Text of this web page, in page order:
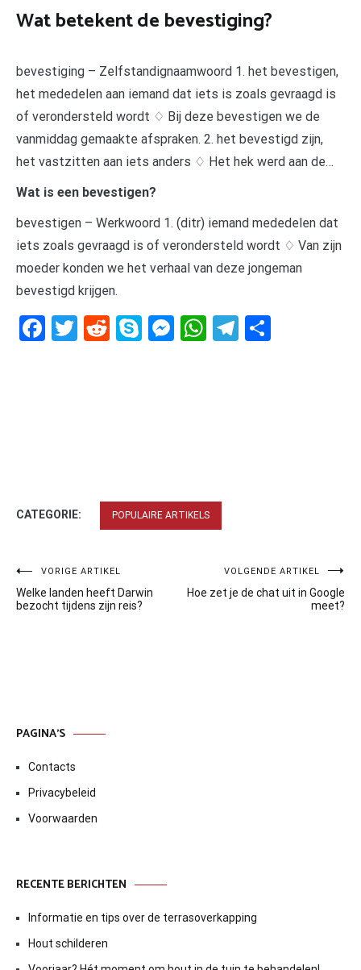
Wat betekent de bevestiging?
bevestiging – Zelfstandignaamwoord 1. het bevestigen,
het mededelen aan iemand dat iets is zoals gevraagd is
of verondersteld wordt ♢ Bij deze bevestigen we de
vanmiddag gemaakte afspraken. 2. het bevestigd zijn,
het vastzitten aan iets anders ♢ Het hek werd aan de…
Wat is een bevestigen?
bevestigen – Werkwoord 1. (ditr) iemand mededelen dat
iets zoals gevraagd is of verondersteld wordt ♢ Van zijn
moeder konden we het verhaal van deze jongeman
bevestigd krijgen.
Facebook
Twitter
RedditSkypeMessenger
WhatsApp
Telegram
CATEGORIE: POPULAIRE ARTIKELS
Bericht
navigatie
VORIGE ARTIKEL
Welke landen heeft Darwin
bezocht tijdens zijn reis?
VOLGENDE ARTIKEL
Hoe zet je de chat uit in Google
meet?
PAGINA’S
Contacts
Privacybeleid
Voorwaarden
RECENTE BERICHTEN
Informatie en tips over de terrasoverkapping
Hout schilderen